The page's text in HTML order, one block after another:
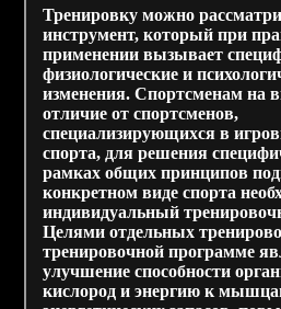
Тренировку можно
инструмент, который при
применении вызывает
физиологические и
изменения. Спортсменам на
отличие от спортсменов,
специализирующихся в
спорта, для решения
рамках общих принципов
конкретном виде спорта
индивидуальный
Целями отдельных
тренировочной программе
улучшение способности
кислород и энергию к